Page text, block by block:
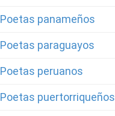
Poetas panameños
Poetas paraguayos
Poetas peruanos
Poetas puertorriqueños